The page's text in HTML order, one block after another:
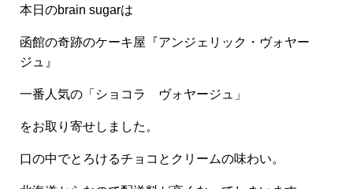
本日のbrain sugarは
函館の奇跡のケーキ屋『アンジェリック・ヴォヤー
ジュ』
一番人気の「ショコラ ヴォヤージュ」
をお取り寄せしました。
口の中でとろけるチョコとクリームの味わい。